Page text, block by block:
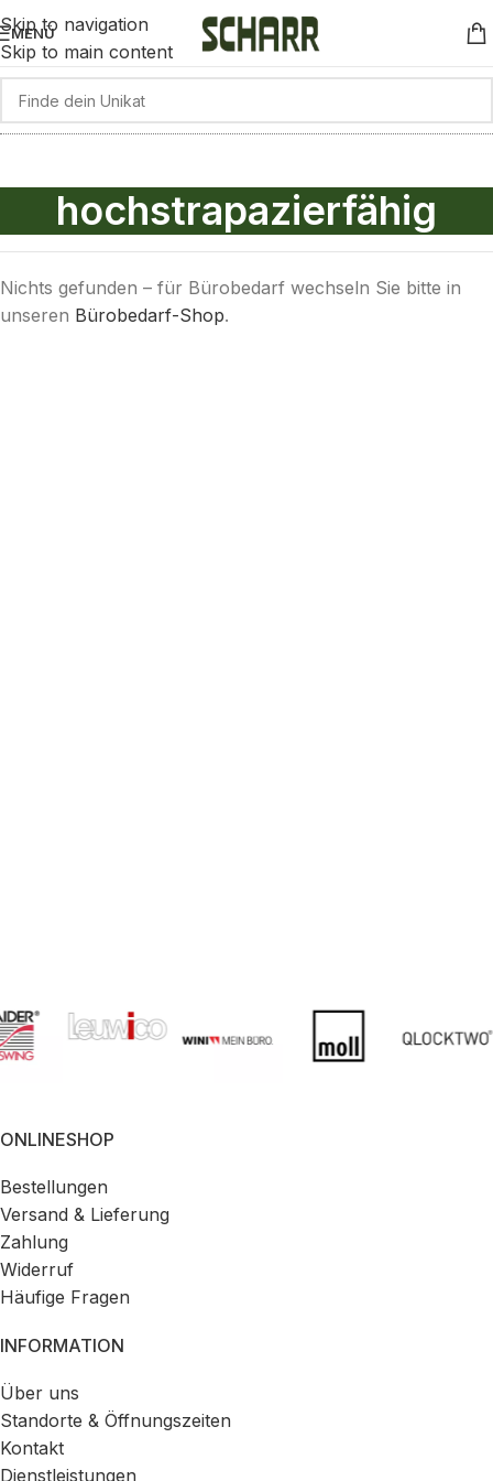
Skip to navigation
Skip to main content
MENÜ
hochstrapazierfähig
Nichts gefunden – für Bürobedarf wechseln Sie bitte in
unseren Bürobedarf-Shop.
ONLINESHOP
Bestellungen
Versand & Lieferung
Zahlung
Widerruf
Häufige Fragen
INFORMATION
Über uns
Standorte & Öffnungszeiten
Kontakt
Dienstleistungen